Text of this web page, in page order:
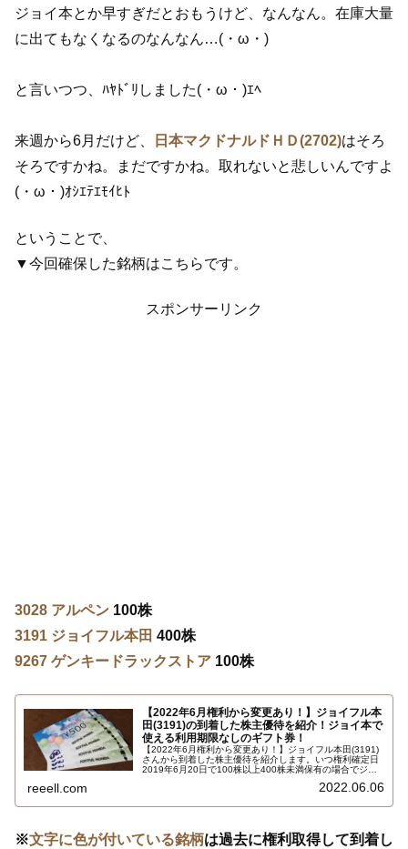
ジョイ本とか早すぎだとおもうけど、なんなん。在庫大量
に出てもなくなるのなんなん…(・ω・)
と言いつつ、ﾊﾔﾄﾞﾘしました(・ω・)ｴﾍ
来週から6月だけど、 日本マクドナルドＨＤ(2702)はそろ
そろですかね。まだですかね。取れないと悲しいんですよ
(・ω・)ｵｼｴﾃｴﾓｲﾋﾄ
ということで、
▼今回確保した銘柄はこちらです。
スポンサーリンク
3028 アルペン 100株
3191 ジョイフル本田 400株
9267 ゲンキードラックストア 100株
【2022年6月権利から変更あり！】ジョイフル本
田(3191)の到着した株主優待を紹介！ジョイ本で
使える利用期限なしのギフト券！
【2022年6月権利から変更あり！】ジョイフル本田(3191)
さんから到着した株主優待を紹介します。いつ権利確定日
2019年6月20日で100株以上400株未満保有の場合でジョ
す。ジョイフル本田グループ各店で利用できるギフトカー
reeell.com 2022.06.06
※文字に色が付いている銘柄は過去に権利取得して到着し